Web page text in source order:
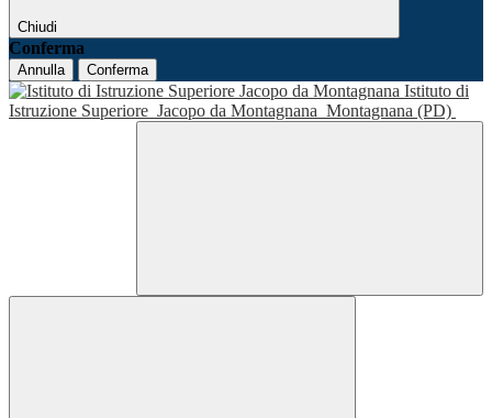
Chiudi
Conferma
Annulla Conferma
Istituto di
Istruzione Superiore Jacopo da Montagnana Montagnana (PD)